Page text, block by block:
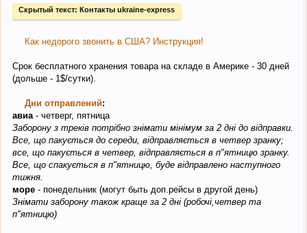
Скрытый текст: Контакты ukraine-express
Как недорого звонить в США? Инструкция!
Срок бесплатного хранения товара на складе в Америке - 30 дней
(дольше - 1$/сутки).
Дни отправлений:
авиа - четверг, пятница
Заборону з треків потрібно знімати мінімум за 2 дні до відправки.
Все, що пакується до середи, відправляється в четвер зранку;
все, що пакується в четвер, відправляється в п"ятницю зранку.
Все, що спакується в п"ятницю, буде відправлено наступного
тижня.
море - понедельник (могут быть доп.рейсы в другой день)
Знімати заборону також краще за 2 дні (робочі,четвер та
п"ятницю)